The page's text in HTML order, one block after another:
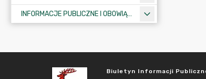
INFORMACJE PUBLICZNE I OBOWIĄZKOWE
Biuletyn Informacji